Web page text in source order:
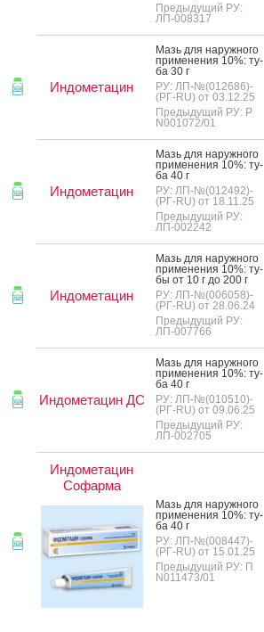
Предыдущий РУ:
ЛП-008317
Индометацин
Мазь для на­руж­но­го
при­мене­ния 10%: ту­
ба 30 г
РУ: ЛП-№(012686)-
(РГ-RU) от 03.12.25
Предыдущий РУ: Р
N001072/01
Индометацин
Мазь для на­руж­но­го
при­мене­ния 10%: ту­
ба 40 г
РУ: ЛП-№(012492)-
(РГ-RU) от 18.11.25
Предыдущий РУ:
ЛП-002242
Индометацин
Мазь для на­руж­но­го
при­мене­ния 10%: ту­
бы от 10 г до 200 г
РУ: ЛП-№(006058)-
(РГ-RU) от 28.06.24
Предыдущий РУ:
ЛП-007766
Индометацин ДС
Мазь для на­руж­но­го
при­мене­ния 10%: ту­
ба 40 г
РУ: ЛП-№(010510)-
(РГ-RU) от 09.06.25
Предыдущий РУ:
ЛП-002705
Индометацин
Софарма
Мазь для на­руж­но­го
при­мене­ния 10%: ту­
ба 40 г
РУ: ЛП-№(008447)-
(РГ-RU) от 15.01.25
Предыдущий РУ: П
N011473/01